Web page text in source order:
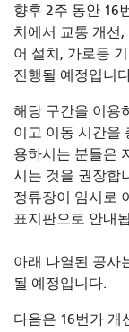
향후 2주 동안 16
치에서 교통 개선,
어 설치, 가로등
진행될 예정입니
해당 구간을 이용
이고 이동 시간을
용하시는 분들은
시는 것을 권장합
정류장이 임시로
표지판으로 안내
아래 나열된 공사
될 예정입니다.
다음은 16번가 개